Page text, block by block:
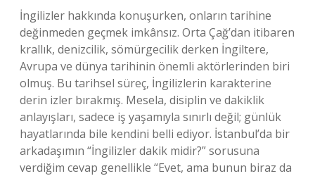
İngilizler hakkında konuşurken, onların tarihine
değinmeden geçmek imkânsız. Orta Çağ’dan itibaren
krallık, denizcilik, sömürgecilik derken İngiltere,
Avrupa ve dünya tarihinin önemli aktörlerinden biri
olmuş. Bu tarihsel süreç, İngilizlerin karakterine
derin izler bırakmış. Mesela, disiplin ve dakiklik
anlayışları, sadece iş yaşamıyla sınırlı değil; günlük
hayatlarında bile kendini belli ediyor. İstanbul’da bir
arkadaşımın “İngilizler dakik midir?” sorusuna
verdiğim cevap genellikle “Evet, ama bunun biraz da